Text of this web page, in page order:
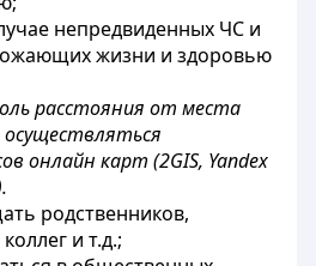
непредвиденных ЧС и
жизни и здоровью
расстояния от места
онлайн карт (2GIS, Yandex
родственников,
и т.д.;